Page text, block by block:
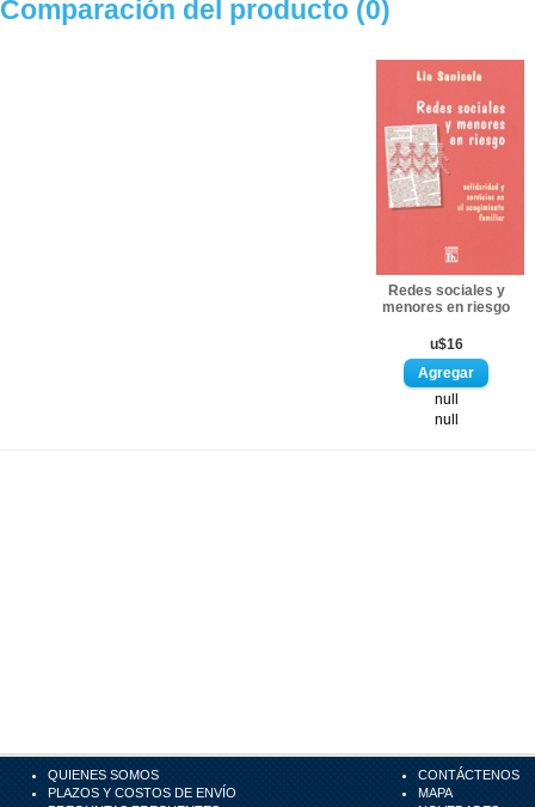
Comparación del producto (0)
Redes sociales y
menores en riesgo
u$16
null
null
QUIENES SOMOS
PLAZOS Y COSTOS DE ENVÍO
CONTÁCTENOS
MAPA